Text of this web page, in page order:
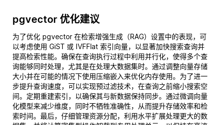
pgvector 优化建议
为了优化 pgvector 在检索增强生成（RAG）设置中的表现，可
以考虑使用 GiST 或 IVFFlat 索引向量，以显著加快搜索查询并
提高检索性能。确保在查询执行过程中利用并行化，使得多个查
询能够同时处理，尤其是在处理大数据集时。通过调整向量存储
大小并在可能的情况下使用压缩嵌入来优化内存使用。为了进一
步提升查询速度，可以实现预过滤技术，在查询之前缩小搜索空
间。定期重建索引，以确保其与新数据保持同步。通过微调向量
化模型来减少维度，同时不牺牲准确性，从而提升存储效率和检
索时间。最后，仔细管理资源分配，利用水平扩展处理更大的数